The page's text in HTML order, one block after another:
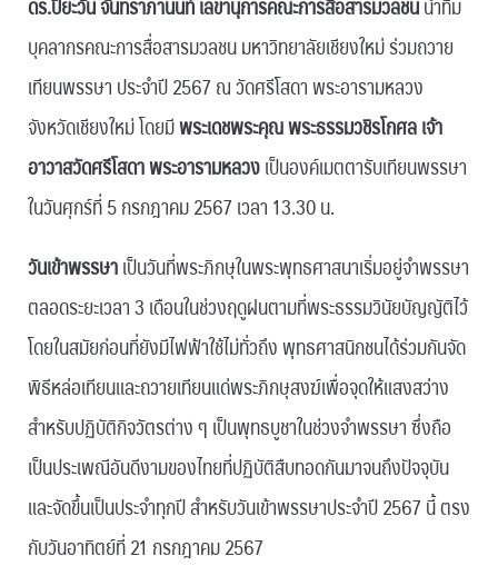
บุคลากรคณะการสื่อสารมวลชน มหาวิทยาลัยเชียงใหม่ ร่วมถวาย
เทียนพรรษา ประจำปี 2567 ณ วัดศรีโสดา พระอารามหลวง
จังหวัดเชียงใหม่ โดยมีพระเดชพระคุณ พระธรรมวชิรโกศล เจ้า
อาวาสวัดศรีโสดา พระอารามหลวงเป็นองค์เมตตารับเทียนพรรษา
ในวันศุกร์ที่ 5 กรกฎาคม 2567 เวลา 13.30 น.
วันเข้าพรรษาเป็นวันที่พระภิกษุในพระพุทธศาสนาเริ่มอยู่จำพรรษา
ตลอดระยะเวลา 3 เดือนในช่วงฤดูฝนตามที่พระธรรมวินัยบัญญัติไว้
โดยในสมัยก่อนที่ยังมีไฟฟ้าใช้ไม่ทั่วถึง พุทธศาสนิกชนได้ร่วมกันจัด
พิธีหล่อเทียนและถวายเทียนแด่พระภิกษุสงฆ์เพื่อจุดให้แสงสว่าง
สำหรับปฏิบัติกิจวัตรต่าง ๆ เป็นพุทธบูชาในช่วงจำพรรษา ซึ่งถือ
เป็นประเพณีอันดีงามของไทยที่ปฏิบัติสืบทอดกันมาจนถึงปัจจุบัน
และจัดขึ้นเป็นประจำทุกปี สำหรับวันเข้าพรรษาประจำปี 2567 นี้ ตรง
กับวันอาทิตย์ที่ 21 กรกฎาคม 2567